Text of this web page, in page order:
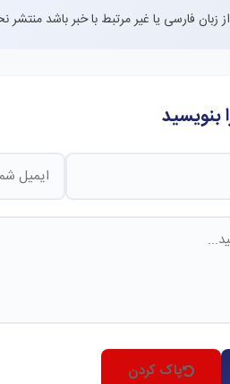
زبان فارسی یا غیر مرتبط با خبر باشد
بنویسید
پاک کردن